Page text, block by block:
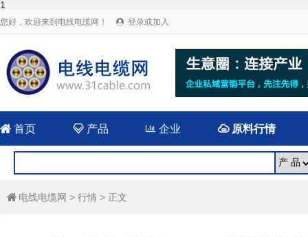
1
您好，欢迎来到电线电缆网！  登录或加入
 首页 产品  企业 原料行情
 电线电缆网 > 行情 > 正文